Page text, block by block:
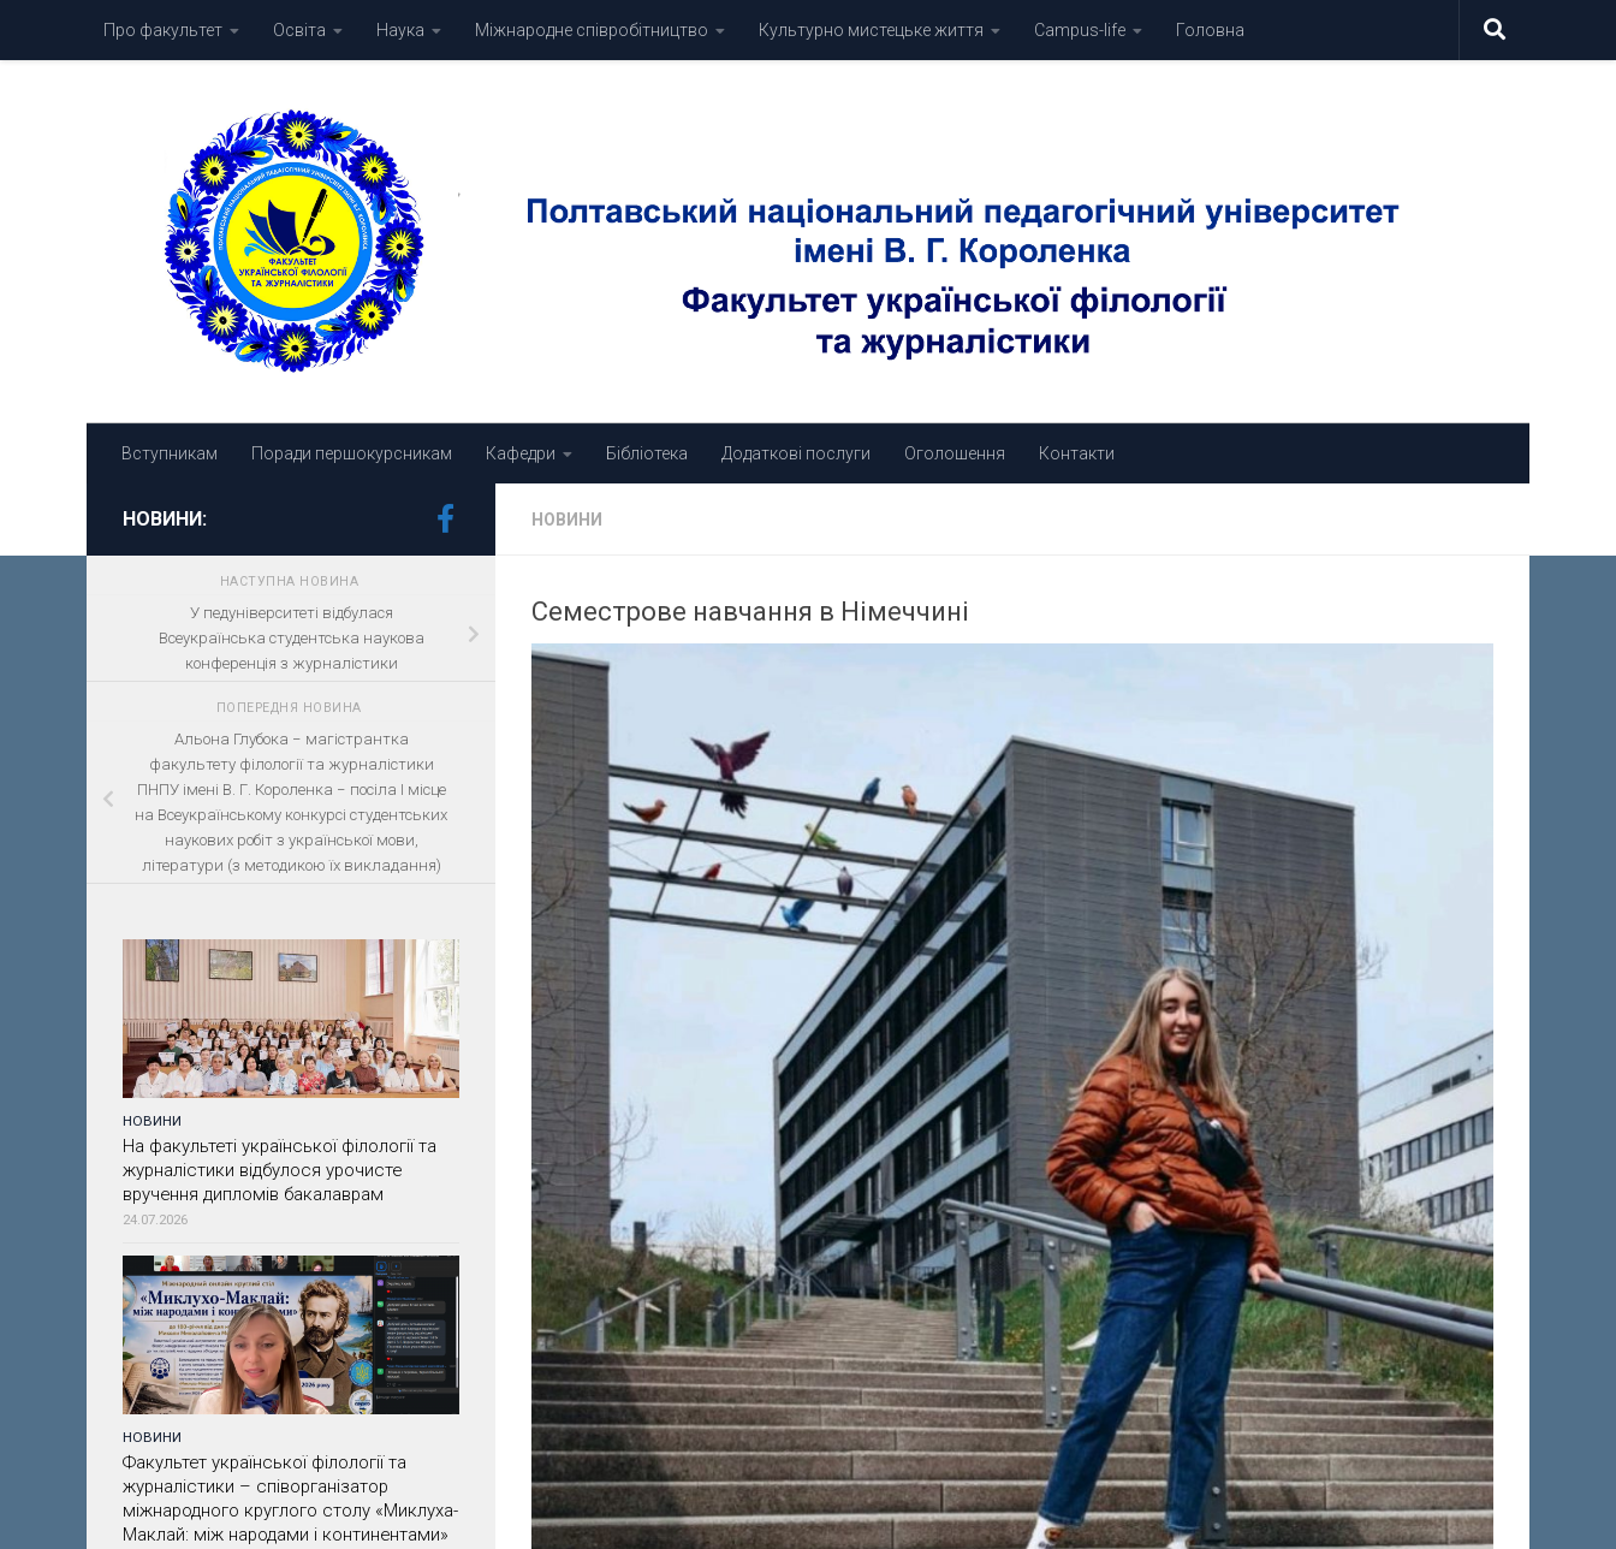
Skip to contentПро факультет Освіта Наука Міжнародне співробітництво Культурно мистецьке життя Campus-life Головна
Вступникам Поради першокурсникам Кафедри Бібліотека Додаткові послуги Оголошення Контакти
НОВИНИ
Семестрове навчання в Німеччині
НОВИНИ:
НАСТУПНА НОВИНА
У педуніверситеті відбулася
Всеукраїнська студентська наукова
конференція з журналістики
ПОПЕРЕДНЯ НОВИНА
Альона Глубока − магістрантка
факультету філології та журналістики
ПНПУ імені В. Г. Короленка − посіла І місце
на Всеукраїнському конкурсі студентських
наукових робіт з української мови,
літератури (з методикою їх викладання)
НОВИНИ
На факультеті української філології та
журналістики відбулося урочисте
вручення дипломів бакалаврам
24.07.2026
НОВИНИ
Факультет української філології та
журналістики – співорганізатор
міжнародного круглого столу «Миклуха-
Маклай: між народами і континентами»